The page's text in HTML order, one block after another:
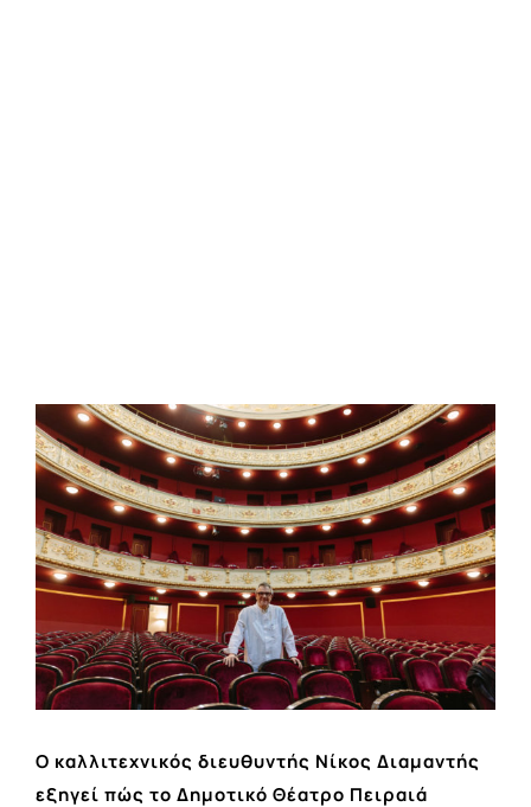
View
Larger
Image
Ο καλλιτεχνικός διευθυντής Νίκος Διαμαντής
εξηγεί πώς το Δημοτικό Θέατρο Πειραιά